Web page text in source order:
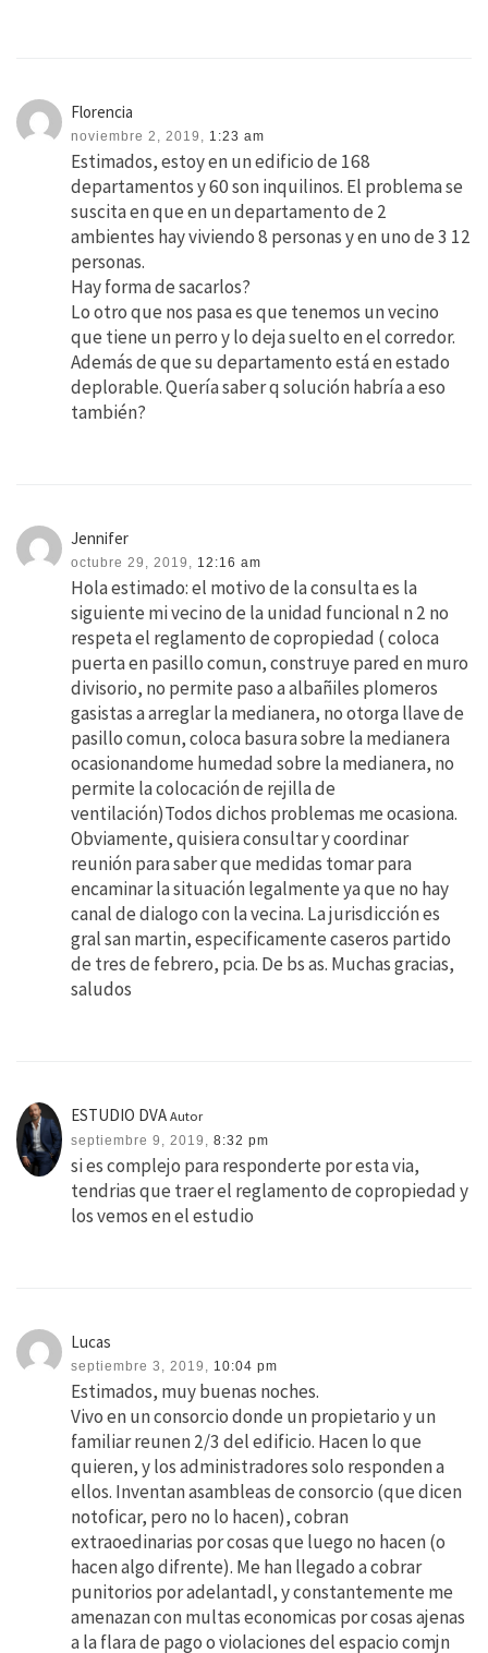
Florencia
noviembre 2, 2019, 1:23 am
Estimados, estoy en un edificio de 168
departamentos y 60 son inquilinos. El problema se
suscita en que en un departamento de 2
ambientes hay viviendo 8 personas y en uno de 3 12
personas.
Hay forma de sacarlos?
Lo otro que nos pasa es que tenemos un vecino
que tiene un perro y lo deja suelto en el corredor.
Además de que su departamento está en estado
deplorable. Quería saber q solución habría a eso
también?
Jennifer
octubre 29, 2019, 12:16 am
Hola estimado: el motivo de la consulta es la
siguiente mi vecino de la unidad funcional n 2 no
respeta el reglamento de copropiedad ( coloca
puerta en pasillo comun, construye pared en muro
divisorio, no permite paso a albañiles plomeros
gasistas a arreglar la medianera, no otorga llave de
pasillo comun, coloca basura sobre la medianera
ocasionandome humedad sobre la medianera, no
permite la colocación de rejilla de
ventilación)Todos dichos problemas me ocasiona.
Obviamente, quisiera consultar y coordinar
reunión para saber que medidas tomar para
encaminar la situación legalmente ya que no hay
canal de dialogo con la vecina. La jurisdicción es
gral san martin, especificamente caseros partido
de tres de febrero, pcia. De bs as. Muchas gracias,
saludos
ESTUDIO DVA Autor
septiembre 9, 2019, 8:32 pm
si es complejo para responderte por esta via,
tendrias que traer el reglamento de copropiedad y
los vemos en el estudio
Lucas
septiembre 3, 2019, 10:04 pm
Estimados, muy buenas noches.
Vivo en un consorcio donde un propietario y un
familiar reunen 2/3 del edificio. Hacen lo que
quieren, y los administradores solo responden a
ellos. Inventan asambleas de consorcio (que dicen
notoficar, pero no lo hacen), cobran
extraoedinarias por cosas que luego no hacen (o
hacen algo difrente). Me han llegado a cobrar
punitorios por adelantadl, y constantemente me
amenazan con multas economicas por cosas ajenas
a la flara de pago o violaciones del espacio comjn